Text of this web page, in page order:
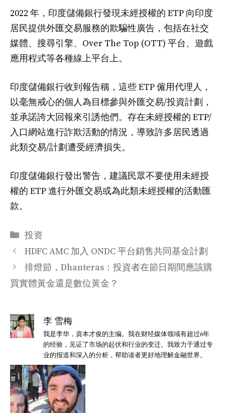
2022 年，印度儲備銀行發現未經授權的 ETP 向印度
居民提供外匯交易服務的欺騙性廣告，包括在社交
媒體、搜尋引擎、Over The Top (OTT) 平台、遊戲
應用程式等各種線上平台上。
印度儲備銀行收到報告稱，這些 ETP 僱用代理人，
以毫無戒心的個人為目標參與外匯交易/投資計劃，
並承諾誇大回報來引誘他們。存在未經授權的 ETP/
入口網站進行詐欺活動的情況，導致許多居民透過
此類交易/計劃遭受經濟損失。
印度儲備銀行發出警告，建議民眾不要使用未經授
權的 ETP 進行外匯交易或為此類未經授權的活動匯
款。
分
类
投资
HDFC AMC 加入 ONDC 平台銷售共同基金計劃
排燈節，Dhanteras：投資者在節日期間應該購
買實體黃金還是數位黃金？
李 雪梅
我是李华，資本才俊的主编。我在财经媒体领域有超过6年
的经验，见证了市场的起伏和行业的变迁。我致力于通过专
业的报道和深入的分析，帮助读者更好地理解金融世界。